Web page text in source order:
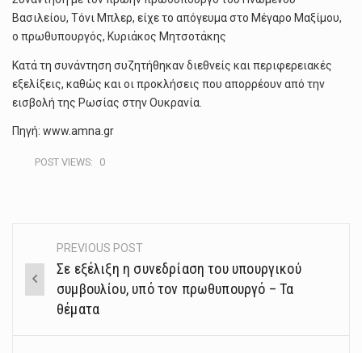
Βασιλείου, Τόνι Μπλερ, είχε το απόγευμα στο Μέγαρο Μαξίμου,
ο πρωθυπουργός, Κυριάκος Μητσοτάκης
Κατά τη συνάντηση συζητήθηκαν διεθνείς και περιφερειακές
εξελίξεις, καθώς και οι προκλήσεις που απορρέουν από την
εισβολή της Ρωσίας στην Ουκρανία.
Πηγή: www.amna.gr
POST VIEWS: 0
Post
navigation
PREVIOUS POST
Σε εξέλιξη η συνεδρίαση του υπουργικού
συμβουλίου, υπό τον πρωθυπουργό – Τα
θέματα